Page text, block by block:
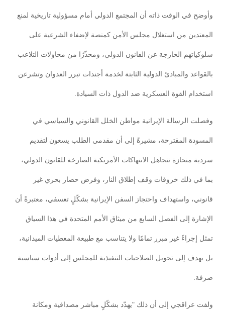
وأوضح في الوقت ذاته أن المجتمع الدولي أمام مسؤولية تاريخية لمنع
المعتدين من استغلال مجلس الأمن كمنصة لإضفاء الشرعية على
سلوكياتهم الخارجة عن القانون الدولي، ومحذّرًا من محاولات التلاعب
بالقواعد والمبادئ الدولية الثابتة لخدمة أجندات تبرر العدوان وتشرعن
استخدام القوة العسكرية ضد الدول ذات السيادة.
وفصلت الرسالة الإيرانية مواطن الخلل القانوني والسياسي في
المسودة المقترحة، مشيرةً إلى أن مقدمي الطلب يسعون لتقديم
سردية منحازة تتجاهل الانتهاكات الأمريكية الصارخة للقانون الدولي،
بما في ذلك خروقات وقف إطلاق النار، وفرض حصار بحري غير
قانوني، واستهداف واحتجاز السفن الإيرانية بشكّلٍ تعسفي، معتبرةً أن
الإشارة إلى الفصل السابع من ميثاق الأمم المتحدة في هذا السياق
تمثل إجراءً غير مبرر تمامًا ولا يتناسب مع طبيعة المعطيات الميدانية،
بل يهدف إلى تحويل الصلاحيات التنفيذية للمجلس إلى أدوات سياسية
صرفة.
ولفت عراقجي إلى أن ذلك "يهدّد بشكّلٍ مباشر مصداقية ومكانة